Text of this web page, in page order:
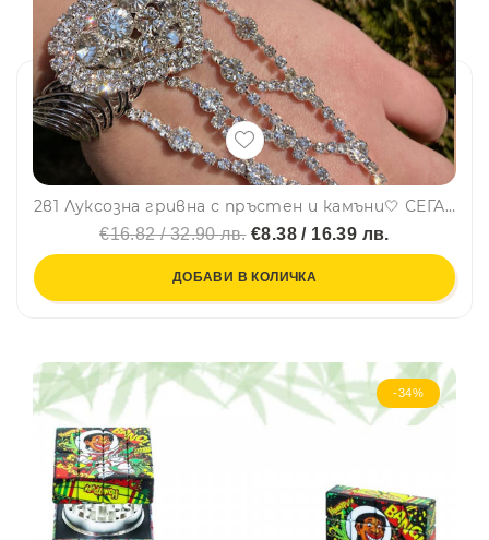
2в1 Луксозна гривна с пръстен и камъни🤍 СЕГА С ПОДАРЪЧНА КУТИЯ!
€16.82 / 32.90 лв.€8.38 / 16.39 лв.
ДОБАВИ В КОЛИЧКА
-34%